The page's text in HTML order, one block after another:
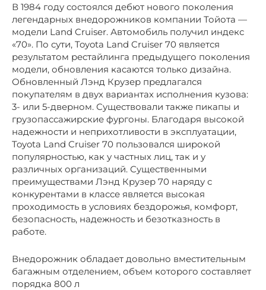
В 1984 году состоялся дебют нового поколения
легендарных внедорожников компании Тойота —
модели Land Cruiser. Автомобиль получил индекс
«70». По сути, Toyota Land Cruiser 70 является
результатом рестайлинга предыдущего поколения
модели, обновления касаются только дизайна.
Обновленный Лэнд Крузер предлагался
покупателям в двух вариантах исполнения кузова:
3- или 5-дверном. Существовали также пикапы и
грузопассажирские фургоны. Благодаря высокой
надежности и неприхотливости в эксплуатации,
Toyota Land Cruiser 70 пользовался широкой
популярностью, как у частных лиц, так и у
различных организаций. Существенными
преимуществами Лэнд Крузер 70 наряду с
конкурентами в классе является высокая
проходимость в условиях бездорожья, комфорт,
безопасность, надежность и безотказность в
работе.
Внедорожник обладает довольно вместительным
багажным отделением, объем которого составляет
порядка 800 л